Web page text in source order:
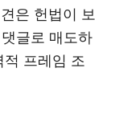
은 헌법이 보
글로 매도하
프레임 조